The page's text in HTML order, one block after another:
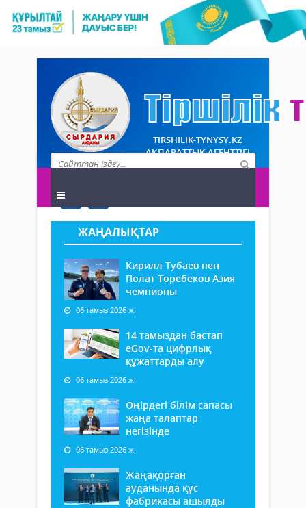
TIRSHILIK-TYNYSY.KZ
АҚПАРАТТЫҚ АГЕНТТІГІ
ЖАҢАЛЫҚТАР
Кирилл Тубаев пен
Полат Төребеков Азия
чемпионы
06 тамыз 2026 ж.
14 тамыздан бастап
еGov-та цифрлық
құжаттарды алу
06 тамыз 2026 ж.
Өңірдегі білім сапасы
жаңа талаптар
негізінде
06 тамыз 2026 ж.
Жаңақорған
ауданында құс
фабрикасы ашылды